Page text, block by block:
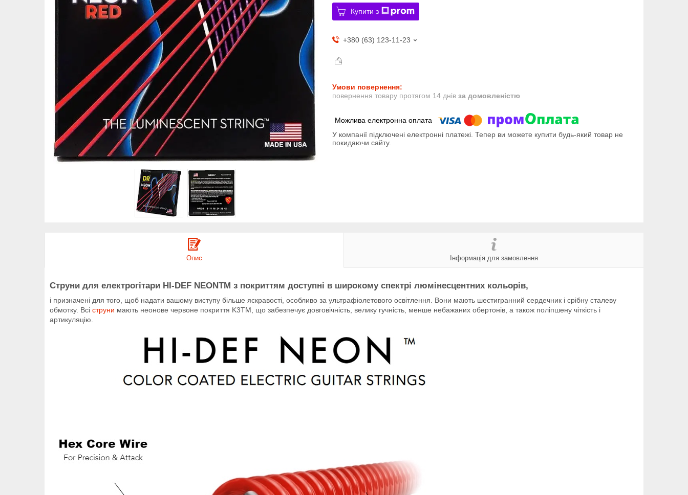
Купити з
+380 (63) 123-11-23
повернення товару протягом 14 днів за домовленістю
У компанії підключені електронні платежі. Тепер ви можете купити будь-який товар не
покидаючи сайту.
Опис Інформація для замовлення
Струни для електрогітари HI-DEF NEONTM з покриттям доступні в широкому спектрі люмінесцентних кольорів,
і призначені для того, щоб надати вашому виступу більше яскравості, особливо за ультрафіолетового освітлення. Вони мають шестигранний сердечник і срібну сталеву
обмотку. Всі струни мають неонове червоне покриття K3TM, що забезпечує довговічність, велику гучність, менше небажаних обертонів, а також поліпшену чіткість і
артикуляцію.